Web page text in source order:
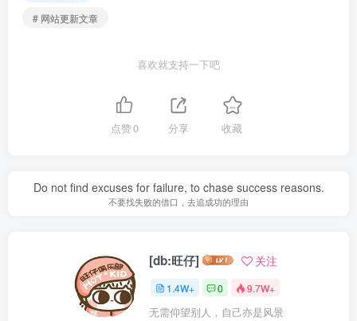
# 网站更新文章
喜欢就支持一下吧
点赞0 分享 收藏
Do not find excuses for failure, to chase success reasons.
不要找失败的借口，去追成功的理由
[db:旺仔] 关注
1.4W+ 0 9.7W+
无需仰望别人，自己亦是风景